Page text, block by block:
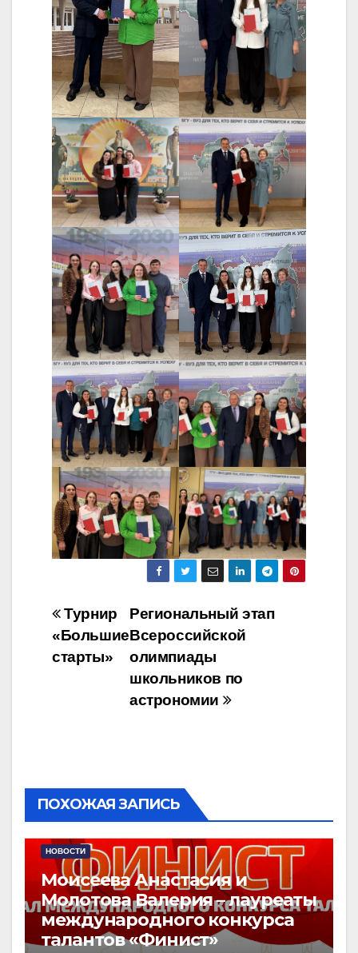
Навигация
по
записям
Региональный этап
Всероссийской
олимпиады
школьников по
астрономии
Турнир
«Большие
старты»
ПОХОЖАЯ ЗАПИСЬ
НОВОСТИ
Моисеева Анастасия и
Молотова Валерия – лауреаты
международного конкурса
талантов «Финист»